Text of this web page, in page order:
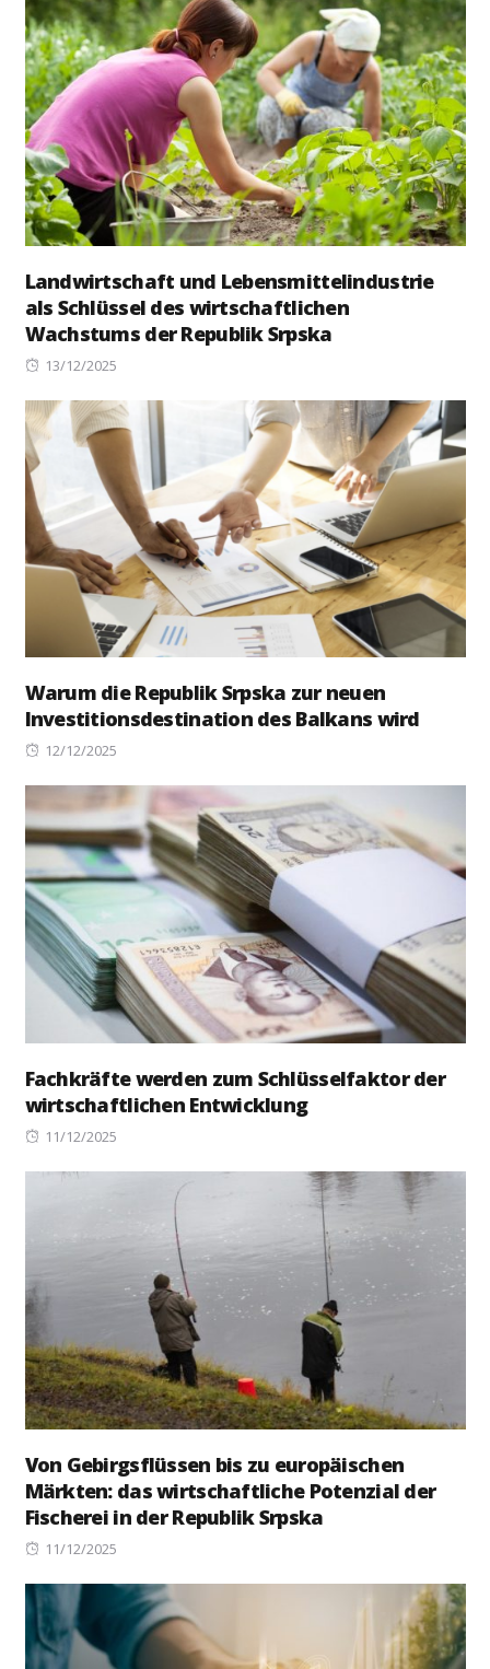
Landwirtschaft und Lebensmittelindustrie
als Schlüssel des wirtschaftlichen
Wachstums der Republik Srpska
Posted
13/12/2025
Warum die Republik Srpska zur neuen
Investitionsdestination des Balkans wird
Posted
12/12/2025
Fachkräfte werden zum Schlüsselfaktor der
wirtschaftlichen Entwicklung
Posted
11/12/2025
Von Gebirgsflüssen bis zu europäischen
Märkten: das wirtschaftliche Potenzial der
Fischerei in der Republik Srpska
Posted
11/12/2025